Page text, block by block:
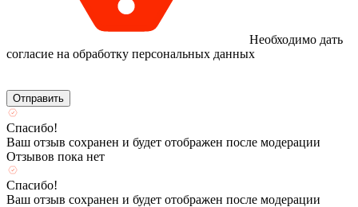
Необходимо дать
согласие на обработку персональных данных
Спасибо!
Ваш отзыв сохранен и будет отображен после модерации
Отзывов пока нет
Спасибо!
Ваш отзыв сохранен и будет отображен после модерации